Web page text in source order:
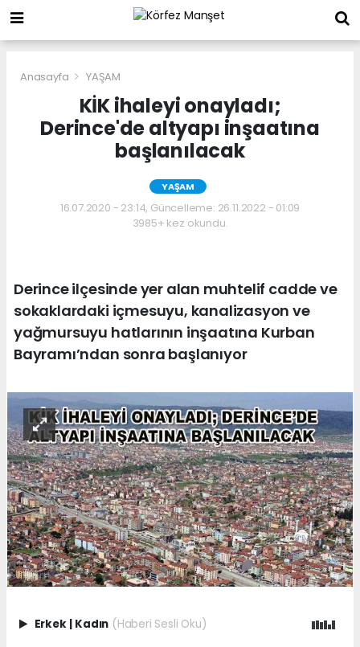
Anasayfa YAŞAM
KİK ihaleyi onayladı;
Derince'de altyapı inşaatına
başlanılacak
YAŞAM
16.07.2020 - 23:14, Güncelleme: 26.11.2022 - 01:09
3985+ kez okundu.
Derince ilçesinde yer alan muhtelif cadde ve
sokaklardaki içmesuyu, kanalizasyon ve
yağmursuyu hatlarının inşaatına Kurban
Bayramı’ndan sonra başlanıyor
Erkek | Kadın (Haberi Sesli Oku)